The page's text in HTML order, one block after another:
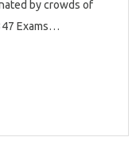
by crowds of
Exams…